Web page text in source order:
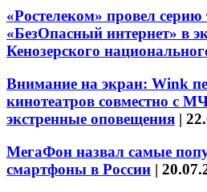
«Ростелеком» провел
«БезОпасный интернет» в
Кенозерского
Внимание на экран: Wink
кинотеатров совместно с
экстренные оповещения |
МегаФон назвал самые
смартфоны в России |